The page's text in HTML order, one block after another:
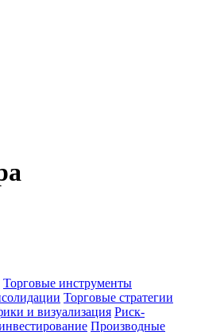
Торговые инструменты
Торговые стратегии
и визуализация Риск-
Производные